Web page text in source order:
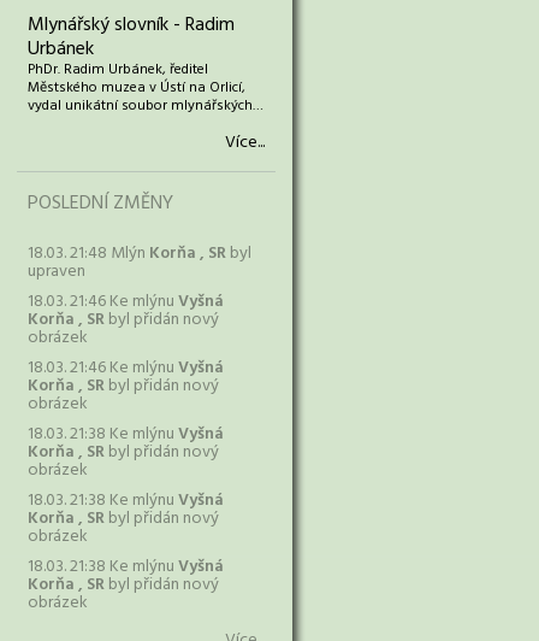
Mlynářský slovník - Radim
Urbánek
PhDr. Radim Urbánek, ředitel
Městského muzea v Ústí na Orlicí,
vydal unikátní soubor mlynářských…
Více...
POSLEDNÍ ZMĚNY
18.03. 21:48 Mlýn Korňa , SRbyl
upraven
18.03. 21:46 Ke mlýnuVyšná
Korňa , SRbyl přidán nový
obrázek
18.03. 21:46 Ke mlýnuVyšná
Korňa , SRbyl přidán nový
obrázek
18.03. 21:38 Ke mlýnuVyšná
Korňa , SRbyl přidán nový
obrázek
18.03. 21:38 Ke mlýnuVyšná
Korňa , SRbyl přidán nový
obrázek
18.03. 21:38 Ke mlýnuVyšná
Korňa , SRbyl přidán nový
obrázek